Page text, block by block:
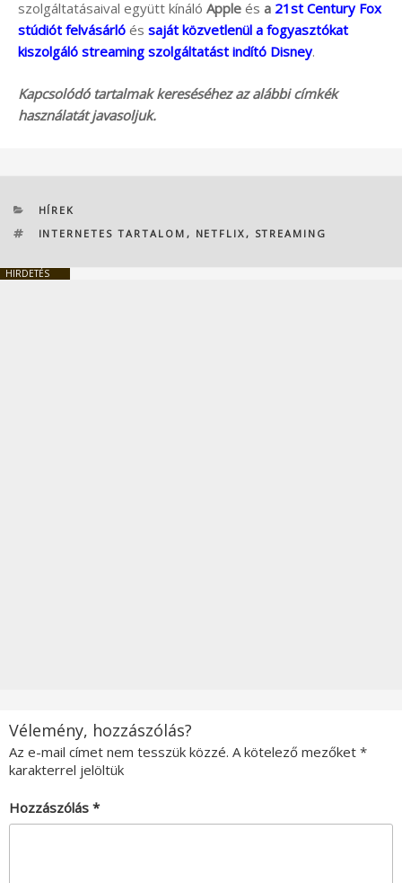
szolgáltatásaival együtt kínáló Apple és a 21st Century Fox
stúdiót felvásárló és saját közvetlenül a fogyasztókat
kiszolgáló streaming szolgáltatást indító Disney.
Kapcsolódó tartalmak kereséséhez az alábbi címkék
használatát javasoljuk.
KATEGÓRIÁK
HÍREK
CÍMKÉK
INTERNETES TARTALOM , NETFLIX, STREAMING
HIRDETÉS
Vélemény, hozzászólás?
Az e-mail címet nem tesszük közzé. A kötelező mezőket *
karakterrel jelöltük
Hozzászólás *